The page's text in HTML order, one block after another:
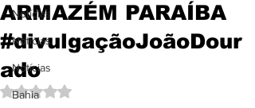
Notícias
Notícias
Notícias
Bahia
ARMAZÉM PARAÍBA
#divulgaçãoJoãoDour
ado
Avaliado com NaN de 5 estrelas.